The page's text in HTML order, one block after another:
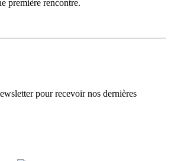
première rencontre.
pour recevoir nos dernières